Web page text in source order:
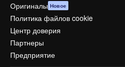
Оригиналы Новое
Политика файлов cookie
Центр доверия
Партнеры
Предприятие